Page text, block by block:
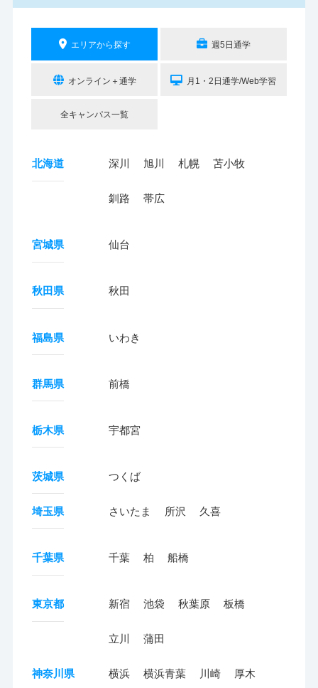
エリアから探す 週5日通学
オンライン＋通学 月1・2日通学/Web学習
全キャンパス一覧
北海道 深川 旭川 札幌 苫小牧
釧路 帯広
宮城県 仙台
秋田県 秋田
福島県 いわき
群馬県 前橋
栃木県 宇都宮
茨城県 つくば
埼玉県 さいたま 所沢 久喜
千葉県 千葉 柏 船橋
東京都 新宿 池袋 秋葉原 板橋
立川 蒲田
神奈川県 横浜 横浜青葉 川崎 厚木